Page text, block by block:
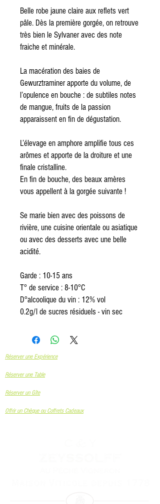
Belle robe jaune claire aux reflets vert
pâle. Dès la première gorgée, on retrouve
très bien le Sylvaner avec des note
fraiche et minérale.
La macération des baies de
Gewurztraminer apporte du volume, de
l’opulence en bouche : de subtiles notes
de mangue, fruits de la passion
apparaissent en fin de dégustation.
L’élevage en amphore amplifie tous ces
arômes et apporte de la droiture et une
finale cristalline.
En fin de bouche, des beaux amères
vous appellent à la gorgée suivante !
Se marie bien avec des poissons de
rivière, une cuisine orientale ou asiatique
ou avec des desserts avec une belle
acidité.
Garde : 10-15 ans
T° de service : 8-10°C
D°alcoolique du vin : 12% vol
0.2g/l de sucres résiduels - vin sec
Réserver une Expérience
Réserver une Table
Réserver un Gîte
Offrir un Chèque ou Coffrets Cadeaux